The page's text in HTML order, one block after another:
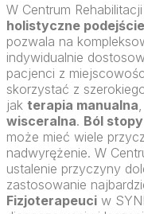
W Centrum
holistyczne podejście
pozwala na
indywidualnie
pacjenci z
skorzystać z
jak terapia manualna
wisceralna. Ból stopy
może mieć wiele
nadwyrężenie. W
ustalenie przyczyny
zastosowanie
Fizjoterapeuci w